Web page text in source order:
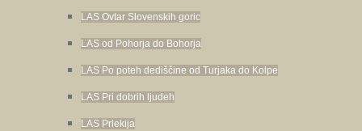
LAS Ovtar Slovenskih goric
LAS od Pohorja do Bohorja
LAS Po poteh dediščine od Turjaka do Kolpe
LAS Pri dobrih ljudeh
LAS Prlekija